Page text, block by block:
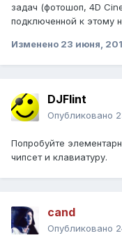
задач (фотошоп, 4D
подключенной к этому
Изменено 23 июня,
DJFlint
Опубликовано
Попробуйте
чипсет и клавиатуру.
cand
Опубликовано